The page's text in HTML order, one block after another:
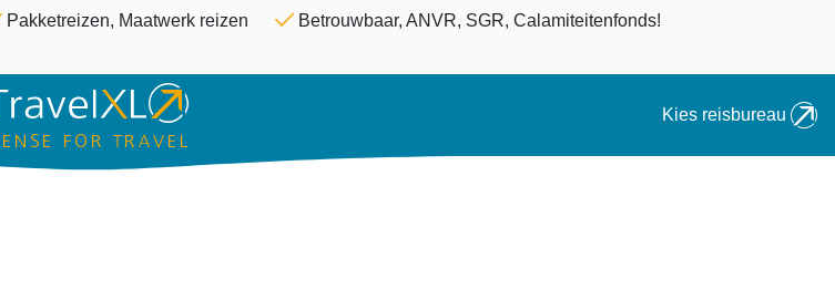
Overslaan en naar de inhoud gaan
Pakketreizen, Maatwerk reizen Betrouwbaar, ANVR, SGR, Calamiteitenfonds!
Kies reisbureau